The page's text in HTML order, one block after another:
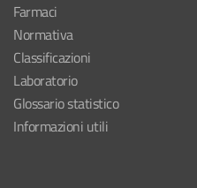
Farmaci
Normativa
Classificazioni
Laboratorio
Glossario statistico
Informazioni utili